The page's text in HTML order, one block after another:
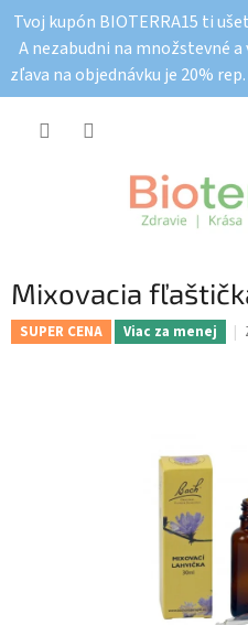
obsah
Tvoj kupón BIOTERRA15 ti
A nezabudni na množstevné
zľava na objednávku je 20%
Mixovacia
SUPER CENA Viac za menej